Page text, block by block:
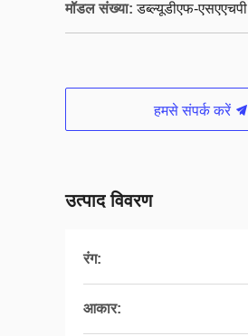
मॉडल संख्या: डब्ल्यूडीएफ-एसएएचपी
हमसे संपर्क करें
उत्पाद विवरण
रंग:
आकार: